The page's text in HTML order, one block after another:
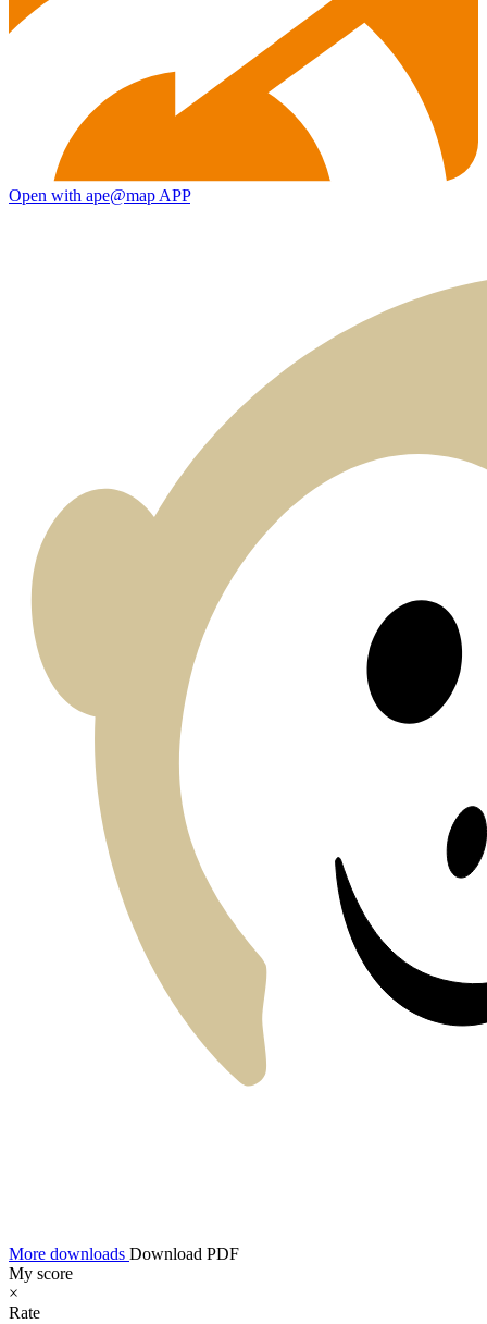
Open with ape@map APP
More downloads Download PDF
My score
×
Rate